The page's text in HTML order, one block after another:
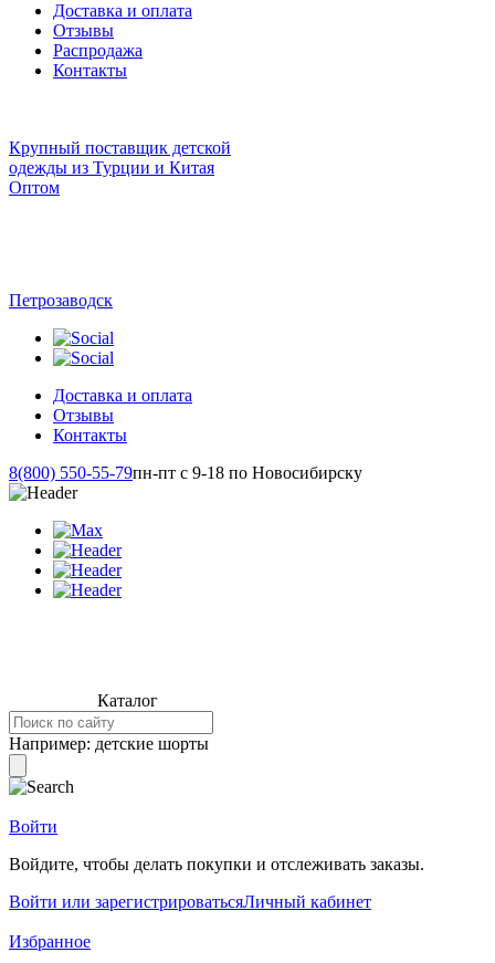
Доставка и оплата
Отзывы
Распродажа
Контакты
Крупный поставщик детской
одежды из Турции и Китая
Оптом
Петрозаводск
Доставка и оплата
Отзывы
Контакты
8(800) 550-55-79пн-пт с 9-18 по Новосибирску
Каталог
Например: детские шорты
Войти
Войдите, чтобы делать покупки и отслеживать заказы.
Войти или зарегистрироватьсяЛичный кабинет
Избранное